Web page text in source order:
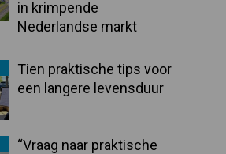
in krimpende
Nederlandse markt
Tien praktische tips voor
een langere levensduur
“Vraag naar praktische